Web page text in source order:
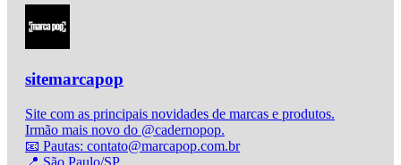
sitemarcapop
Site com as principais novidades de marcas e produtos.
Irmão mais novo do @cadernopop.
📧 Pautas: contato@marcapop.com.br
📍 São Paulo/SP